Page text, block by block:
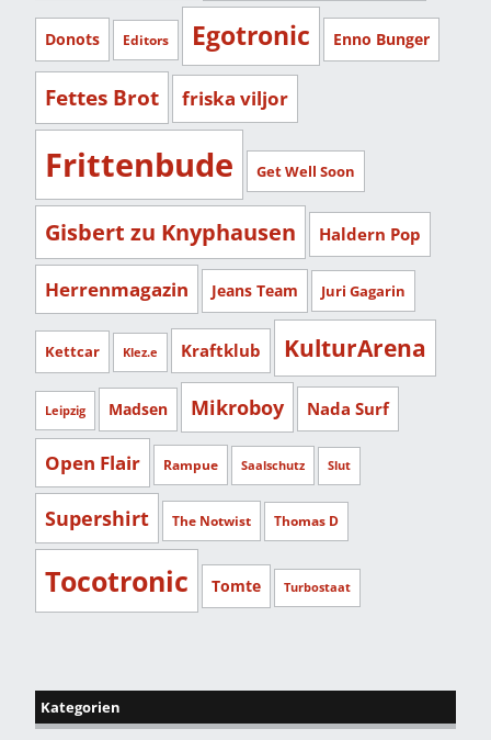
Donots Editors Egotronic Enno Bunger
Fettes Brot friska viljor
Frittenbude Get Well Soon
Gisbert zu Knyphausen Haldern Pop
Herrenmagazin Jeans Team Juri Gagarin
Kettcar Klez.e Kraftklub KulturArena
Leipzig Madsen Mikroboy Nada Surf
Open Flair Rampue Saalschutz Slut
Supershirt The Notwist Thomas D
Tocotronic Tomte Turbostaat
Kategorien